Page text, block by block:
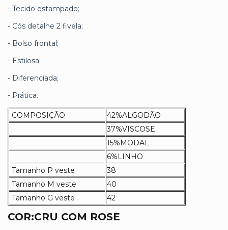
- Tecido estampado;
- Cós detalhe 2 fivela;
- Bolso frontal;
- Estilosa;
- Diferenciada;
- Prática.
COMPOSIÇÃO
42%ALGODÃO
37%VISCOSE
15%MODAL
6%LINHO
Tamanho P veste
38
Tamanho M veste
40
Tamanho G veste
42
COR:CRU COM ROSE